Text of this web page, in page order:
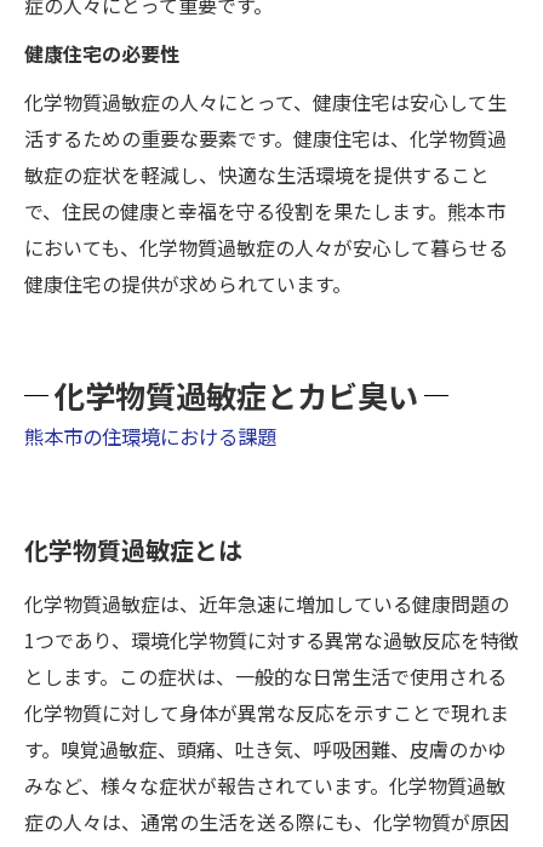
健康住宅の必要性
化学物質過敏症の人々にとって、健康住宅は安心して生
活するための重要な要素です。健康住宅は、化学物質過
敏症の症状を軽減し、快適な生活環境を提供すること
で、住民の健康と幸福を守る役割を果たします。熊本市
においても、化学物質過敏症の人々が安心して暮らせる
健康住宅の提供が求められています。
化学物質過敏症とカビ臭い
熊本市の住環境における課題
化学物質過敏症とは
化学物質過敏症は、近年急速に増加している健康問題の
1つであり、環境化学物質に対する異常な過敏反応を特徴
とします。この症状は、一般的な日常生活で使用される
化学物質に対して身体が異常な反応を示すことで現れま
す。嗅覚過敏症、頭痛、吐き気、呼吸困難、皮膚のかゆ
みなど、様々な症状が報告されています。化学物質過敏
症の人々は、通常の生活を送る際にも、化学物質が原因